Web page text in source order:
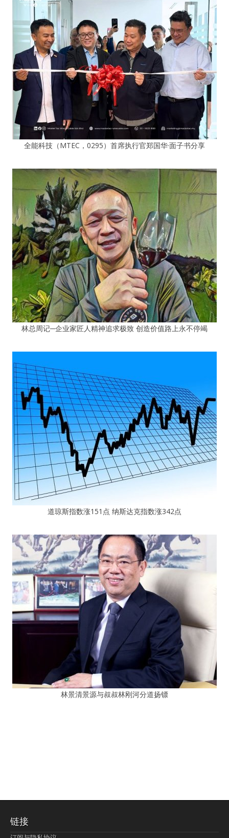
全能科技（MTEC，0295）首席执行官郑国华·面子书分享
林总周记─企业家匠人精神追求极致 创造价值路上永不停竭
道琼斯指数涨151点 纳斯达克指数涨342点
林景清景源与叔叔林刚河分道扬镖
链接